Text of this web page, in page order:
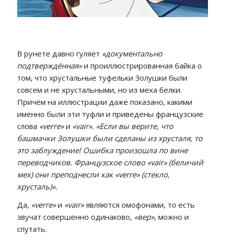
В рунете давно гуляет «документально
подтверждённая»и проиллюстрированная байка о
том, что хрустальные туфельки Золушки были
совсем и не хрустальными, но из меха белки.
Причём на иллюстрации даже показано, какими
именно были эти туфли и приведены французские
слова «verre»и «vair». «Если вы верите, что
башмачки Золушки были сделаны из хрусталя, то
это заблуждение! Ошибка произошла по вине
переводчиков. Французское слово «vair» (беличий
мех) они преподнесли как «verre» (стекло,
хрусталь)».
Да, «verre»и «vair»являются омофонами, то есть
звучат совершенно одинаково, «вер», можно и
спутать.